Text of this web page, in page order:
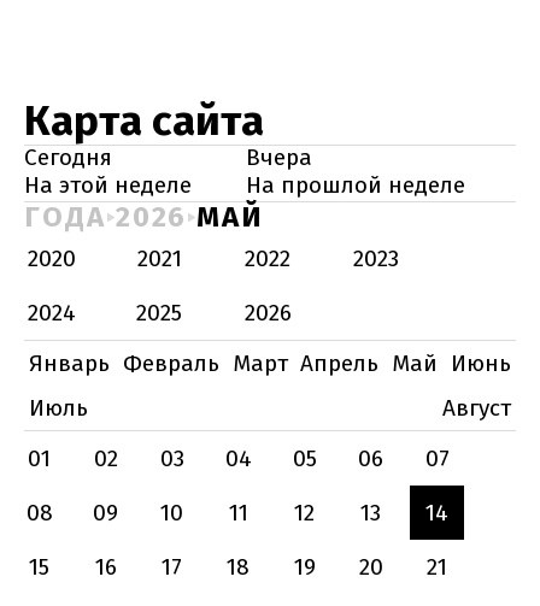
Карта сайта
Сегодня
Вчера
На этой неделе
На прошлой неделе
ГОДА 2026 МАЙ
2020 2021 2022
2023
2024
2025
2026
Январь Февраль Март Апрель Май
Июнь
Июль
Август
01
02 03 04 05 06
07
08
09 10 11 12 13
14
15
16 17 18 19 20
21